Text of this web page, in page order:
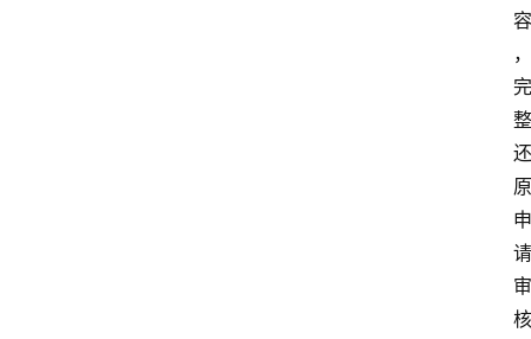
容
，
完
整
还
原
申
请
审
核